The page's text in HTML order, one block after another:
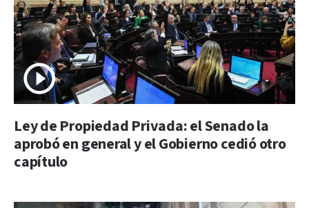
Ley de Propiedad Privada: el Senado la
aprobó en general y el Gobierno cedió otro
capítulo